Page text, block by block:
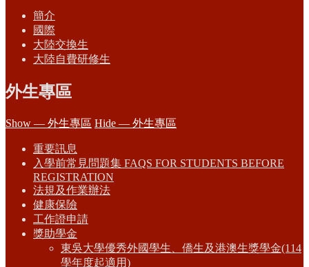
簡介
國際
大陸交換生
大陸自費研修生
外生專區
Show — 外生專區 Hide — 外生專區
重要訊息
入學前常見問題集 FAQS FOR STUDENTS BEFORE
REGISTRATION
法規及作業辦法
健康保險
工作證申請
獎助學金
東吳大學優秀外國學生、僑生及港澳生獎學金(114
學年度起適用)